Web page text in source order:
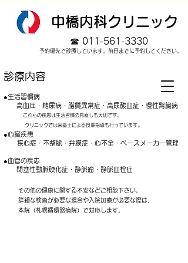
中橋内科クリニック
☎ 011-561-3330
​予約優先で診療しています。前日までに予約してください。
診療内容
​●生活習慣病
高血圧・糖尿病・脂質異常症・高尿酸血症・慢性腎臓病
これらの疾患は生活習慣の見直しも大切です。
クリニックでは栄養士による食事指導も行っています
●心臓疾患
狭心症・不整脈・弁膜症・心不全・ペースメーカー管理
●血管の疾患
閉塞性動脈硬化症・静脈瘤・静脈血栓症
その他の健康に関する不安などご相談下さい。
詳細な検査が必要な場合や入院加療が必要な際は、
本院（札幌循環器病院）で対応します。